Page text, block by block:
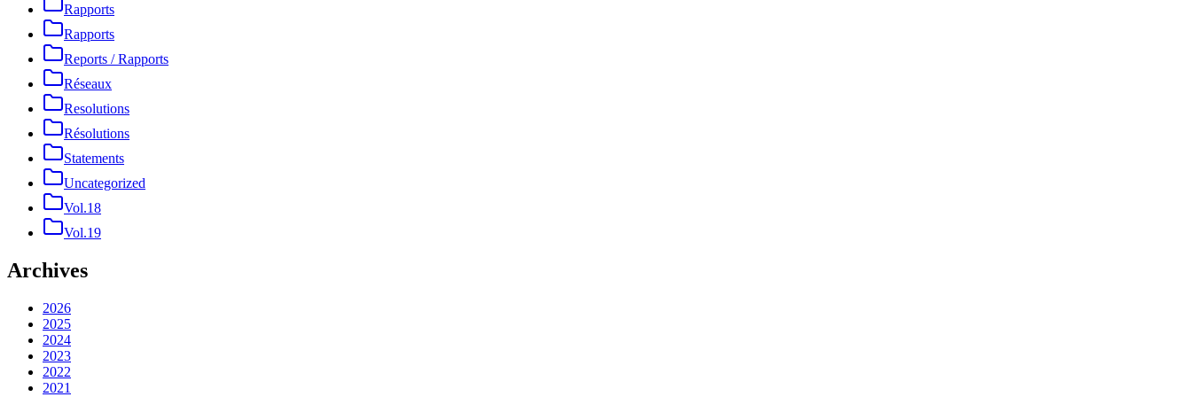
Rapports
Rapports
Reports / Rapports
Réseaux
Resolutions
Résolutions
Statements
Uncategorized
Vol.18
Vol.19
Archives
2026
2025
2024
2023
2022
2021